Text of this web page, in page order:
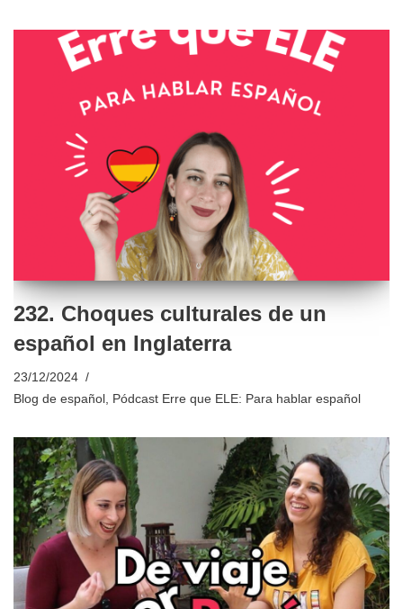
232. Choques culturales de un
español en Inglaterra
23/12/2024
Blog de español , Pódcast Erre que ELE: Para hablar español